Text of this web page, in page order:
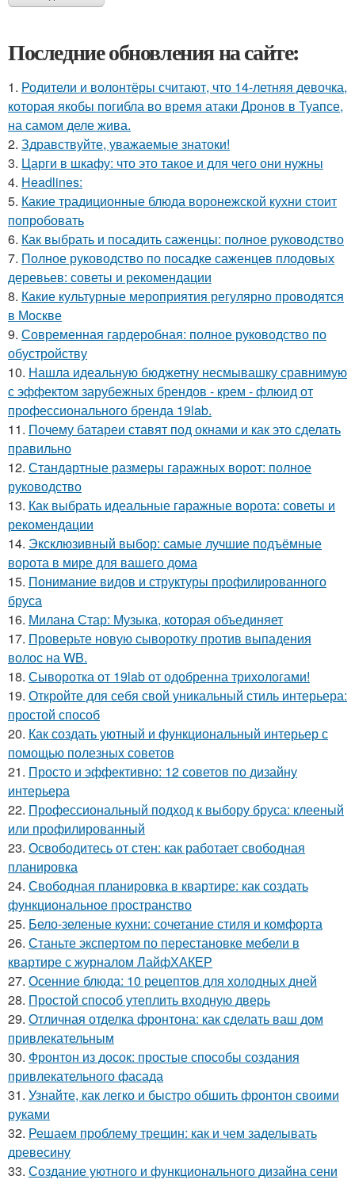
Последние обновления на сайте:
1. Родители и волонтёры считают, что 14-летняя девочка,
которая якобы погибла во время атаки Дронов в Туапсе,
на самом деле жива.
2. Здравствуйте, уважаемые знатоки!
3. Царги в шкафу: что это такое и для чего они нужны
4. Headlines:
5. Какие традиционные блюда воронежской кухни стоит
попробовать
6. Как выбрать и посадить саженцы: полное руководство
7. Полное руководство по посадке саженцев плодовых
деревьев: советы и рекомендации
8. Какие культурные мероприятия регулярно проводятся
в Москве
9. Современная гардеробная: полное руководство по
обустройству
10. Нашла идеальную бюджетну несмывашку сравнимую
с эффектом зарубежных брендов - крем - флюид от
профессионального бренда 19lab.
11. Почему батареи ставят под окнами и как это сделать
правильно
12. Стандартные размеры гаражных ворот: полное
руководство
13. Как выбрать идеальные гаражные ворота: советы и
рекомендации
14. Эксклюзивный выбор: самые лучшие подъёмные
ворота в мире для вашего дома
15. Понимание видов и структуры профилированного
бруса
16. Милана Стар: Музыка, которая объединяет
17. Проверьте новую сыворотку против выпадения
волос на WB.
18. Сыворотка от 19lab от одобренна трихологами!
19. Откройте для себя свой уникальный стиль интерьера:
простой способ
20. Как создать уютный и функциональный интерьер с
помощью полезных советов
21. Просто и эффективно: 12 советов по дизайну
интерьера
22. Профессиональный подход к выбору бруса: клееный
или профилированный
23. Освободитесь от стен: как работает свободная
планировка
24. Свободная планировка в квартире: как создать
функциональное пространство
25. Бело-зеленые кухни: сочетание стиля и комфорта
26. Станьте экспертом по перестановке мебели в
квартире с журналом ЛайфХАКЕР
27. Осенние блюда: 10 рецептов для холодных дней
28. Простой способ утеплить входную дверь
29. Отличная отделка фронтона: как сделать ваш дом
привлекательным
30. Фронтон из досок: простые способы создания
привлекательного фасада
31. Узнайте, как легко и быстро обшить фронтон своими
руками
32. Решаем проблему трещин: как и чем заделывать
древесину
33. Создание уютного и функционального дизайна сени